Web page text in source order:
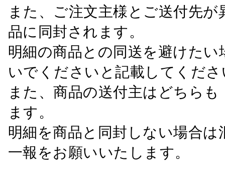
また、ご注文主様とご送付先
品に同封されます。
明細の商品との同送を避けた
いでくださいと記載してくださ
また、商品の送付主はどちら
ます。
明細を商品と同封しない場合
一報をお願いいたします。